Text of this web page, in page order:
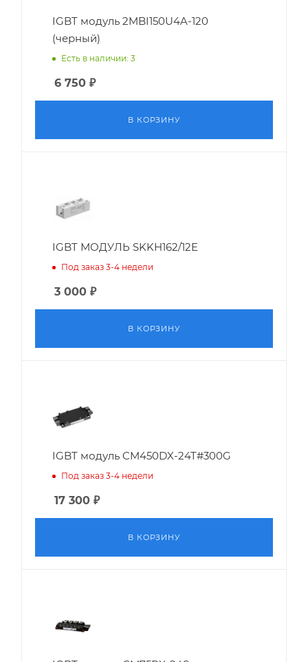
IGBT модуль 2MBI150U4A-120
(черный)
Есть в наличии: 3
6 750 ₽
В КОРЗИНУ
IGBT МОДУЛЬ SKKH162/12E
Под заказ 3-4 недели
3 000 ₽
В КОРЗИНУ
IGBT модуль CM450DX-24T#300G
Под заказ 3-4 недели
17 300 ₽
В КОРЗИНУ